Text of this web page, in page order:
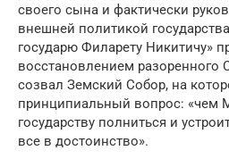
своего сына и фактически
внешней политикой
государю Филарету Никитичу»
восстановлением разоренного
созвал Земский Собор, на
принципиальный вопрос: «чем
государству полниться и
все в достоинство».